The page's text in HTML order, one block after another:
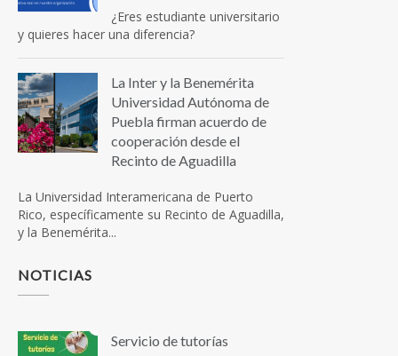
¿Eres estudiante universitario
y quieres hacer una diferencia?
La Inter y la Benemérita
Universidad Autónoma de
Puebla firman acuerdo de
cooperación desde el
Recinto de Aguadilla
La Universidad Interamericana de Puerto
Rico, específicamente su Recinto de Aguadilla,
y la Benemérita...
NOTICIAS
Servicio de tutorías